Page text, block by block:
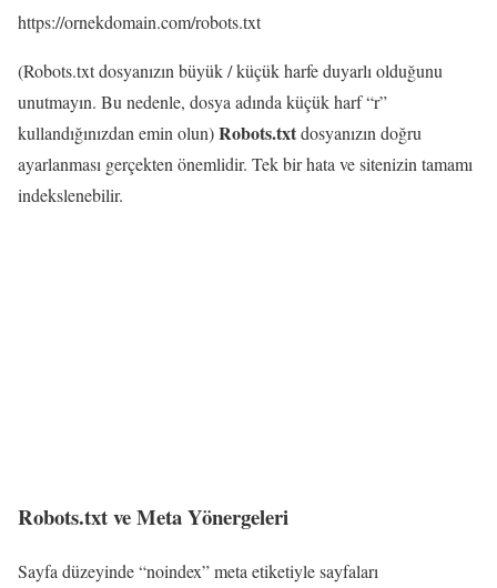
https://ornekdomain.com/robots.txt
(Robots.txt dosyanızın büyük / küçük harfe duyarlı olduğunu
unutmayın. Bu nedenle, dosya adında küçük harf “r”
kullandığınızdan emin olun)Robots.txtdosyanızın doğru
ayarlanması gerçekten önemlidir. Tek bir hata ve sitenizin tamamı
indekslenebilir.
Robots.txt ve Meta Yönergeleri
Sayfa düzeyinde “noindex” meta etiketiyle sayfaları